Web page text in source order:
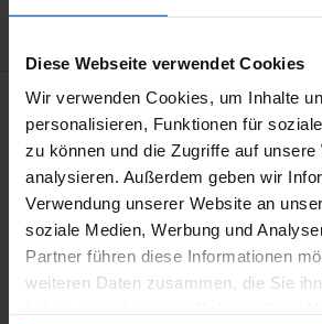
Diese Webseite verwendet Cookies
Wir verwenden Cookies, um Inhalte
personalisieren, Funktionen für
zu können und die Zugriffe auf unsere
analysieren. Außerdem geben wir
Verwendung unserer Website an
soziale Medien, Werbung und
Partner führen diese Informationen
weiteren Daten zusammen, die Sie
Bibliographical data
Edition
1
ISBN
978-3-7890-1479-6